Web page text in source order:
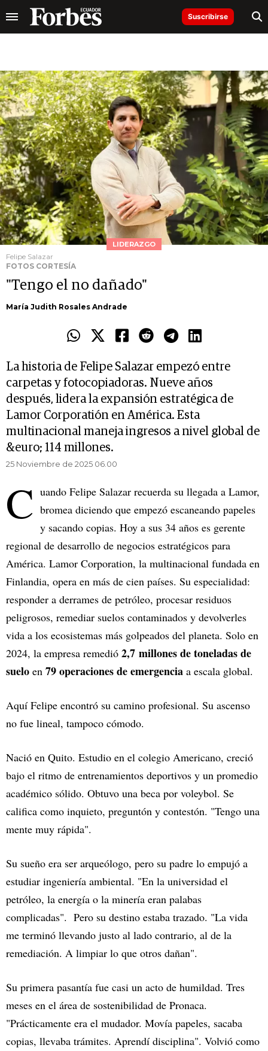
Suscribirse
LIDERAZGO
Felipe Salazar
FOTOS CORTESÍA
"Tengo el no dañado"
María Judith Rosales Andrade
La historia de Felipe Salazar empezó entre
carpetas y fotocopiadoras. Nueve años
después, lidera la expansión estratégica de
Lamor Corporatión en América. Esta
multinacional maneja ingresos a nivel global de
&euro; 114 millones.
25 Noviembre de 2025 06.00
C uando Felipe Salazar recuerda su llegada a Lamor,
bromea diciendo que empezó escaneando papeles
y sacando copias. Hoy a sus 34 años es gerente
regional de desarrollo de negocios estratégicos para
América. Lamor Corporation, la multinacional fundada en
Finlandia, opera en más de cien países. Su especialidad:
responder a derrames de petróleo, procesar residuos
peligrosos, remediar suelos contaminados y devolverles
vida a los ecosistemas más golpeados del planeta. Solo en
2024, la empresa remedió 2,7 millones de toneladas de
suelo en 79 operaciones de emergencia a escala global.
Aquí Felipe encontró su camino profesional. Su ascenso
no fue lineal, tampoco cómodo.
Nació en Quito. Estudio en el colegio Americano, creció
bajo el ritmo de entrenamientos deportivos y un promedio
académico sólido. Obtuvo una beca por voleybol. Se
califica como inquieto, preguntón y contestón. "Tengo una
mente muy rápida".
Su sueño era ser arqueólogo, pero su padre lo empujó a
estudiar ingeniería ambiental. "En la universidad el
petróleo, la energía o la minería eran palabas
complicadas". Pero su destino estaba trazado. "La vida
me terminó llevando justo al lado contrario, al de la
remediación. A limpiar lo que otros dañan".
Su primera pasantía fue casi un acto de humildad. Tres
meses en el área de sostenibilidad de Pronaca.
"Prácticamente era el mudador. Movía papeles, sacaba
copias, llevaba trámites. Aprendí disciplina". Volvió como